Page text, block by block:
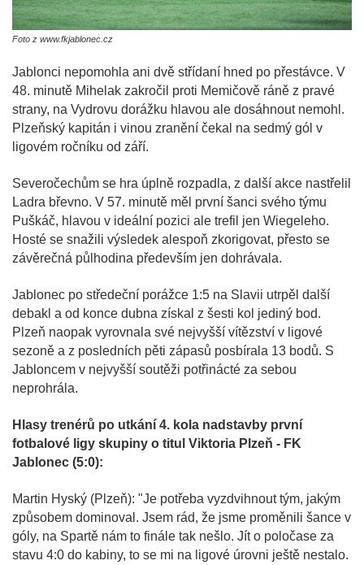
Foto z www.fkjablonec.cz
Jablonci nepomohla ani dvě střídaní hned po přestávce. V
48. minutě Mihelak zakročil proti Memičově ráně z pravé
strany, na Vydrovu dorážku hlavou ale dosáhnout nemohl.
Plzeňský kapitán i vinou zranění čekal na sedmý gól v
ligovém ročníku od září.
Severočechům se hra úplně rozpadla, z další akce nastřelil
Ladra břevno. V 57. minutě měl první šanci svého týmu
Puškáč, hlavou v ideální pozici ale trefil jen Wiegeleho.
Hosté se snažili výsledek alespoň zkorigovat, přesto se
závěrečná půlhodina především jen dohrávala.
Jablonec po středeční porážce 1:5 na Slavii utrpěl další
debakl a od konce dubna získal z šesti kol jediný bod.
Plzeň naopak vyrovnala své nejvyšší vítězství v ligové
sezoně a z posledních pěti zápasů posbírala 13 bodů. S
Jabloncem v nejvyšší soutěži potřinácté za sebou
neprohrála.
Hlasy trenérů po utkání 4. kola nadstavby první
fotbalové ligy skupiny o titul Viktoria Plzeň - FK
Jablonec (5:0):
Martin Hyský (Plzeň): "Je potřeba vyzdvihnout tým, jakým
způsobem dominoval. Jsem rád, že jsme proměnili šance v
góly, na Spartě nám to finále tak nešlo. Jít o poločase za
stavu 4:0 do kabiny, to se mi na ligové úrovni ještě nestalo.